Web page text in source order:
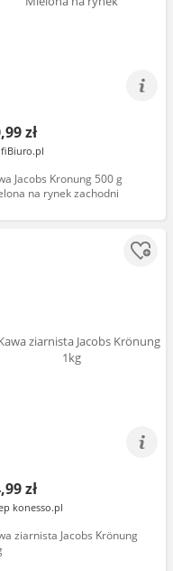
zł
Jacobs Kronung 500 g
na rynek zachodni
zł
konesso.pl
ziarnista Jacobs Krönung